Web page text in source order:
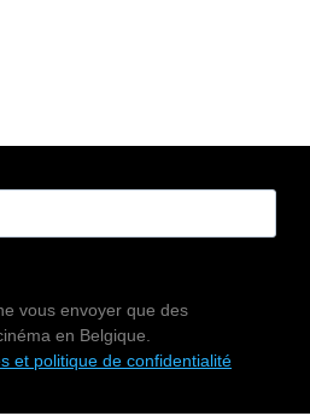
vous envoyer que des
en Belgique.
et politique de confidentialité